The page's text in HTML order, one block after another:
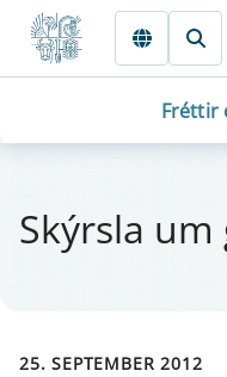
Fara beint í Meginmál
Fréttir
Skýrsla
25. SEPTEMBER 2012